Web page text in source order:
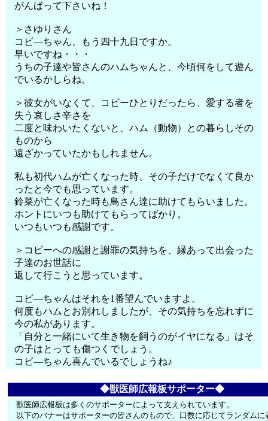
がんばって下さいね！
＞さゆりさん
コビ―ちゃん、もう四十九日ですか。
早いですね・・・
うちの子達や皆さんのハムちゃんと、今頃何をして遊ん
でいるかしらね。
＞彼女がいなくて、コビーひとりだったら、愛する者を
失う哀しさ辛さを
二度と味わいたくないと、ハム（動物）との暮らしその
ものから
遠ざかっていたかもしれません。
私も初代ハムが亡くなった時、その子だけでなくて良か
ったと今でも思っています。
鈴菜が亡くなった時も鳥さん達に助けてもらいました。
ホントにいつも助けてもらってばかり。
いつもいつも感謝です。
＞コビーへの感謝と謝罪の気持ちを、縁あって出会った
子達のお世話に
返して行こうと思っています。
コビ―ちゃんはそれを1番望んでいますよ。
何度もハムとお別れしましたが、その気持ちを忘れずに
今の私があります。
「自分と一緒にいて生き物を飼うのがイヤになる」はそ
の子はとっても傷つくでしょう。
コビ―ちゃん喜んでいるでしょうね♪
◆獣医師広報板サポーター◆
獣医師広報板は多くのサポーターによって支えられています。
以下のバナーはサポーターの皆さんのもので、口数に応じてランダムに